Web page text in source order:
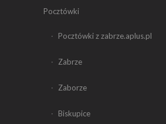
Pocztówki
Pocztówki z zabrze.aplus.pl
Zabrze
Zaborze
Biskupice